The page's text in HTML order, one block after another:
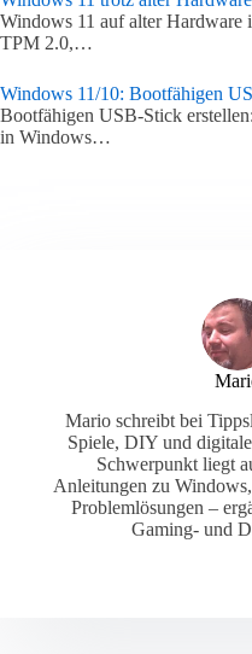
Windows 11 auf alter Hardware
TPM 2.0,…
Windows 11/10: Bootfähigen
Bootfähigen USB-Stick
in Windows…
Mario schreibt bei
Spiele, DIY und
Schwerpunkt liegt
Anleitungen zu
Problemlösungen –
Gaming- und